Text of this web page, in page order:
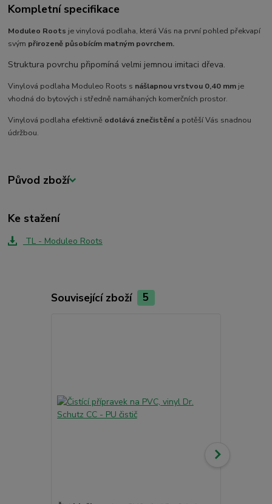
Kompletní specifikace
Moduleo Roots je vinylová podlaha, která Vás na první pohled překvapí
svým přirozeně působícím matným povrchem.
Struktura povrchu připomíná velmi jemnou imitaci dřeva.
Vinylová podlaha Moduleo Roots s nášlapnou vrstvou 0,40 mm je
vhodná do bytových i středně namáhaných komerčních prostor.
Vinylová podlaha efektivně odolává znečistěnía potěší Vás snadnou
údržbou.
Původ zboží
Ke stažení
TL - Moduleo Roots
Související zboží 5